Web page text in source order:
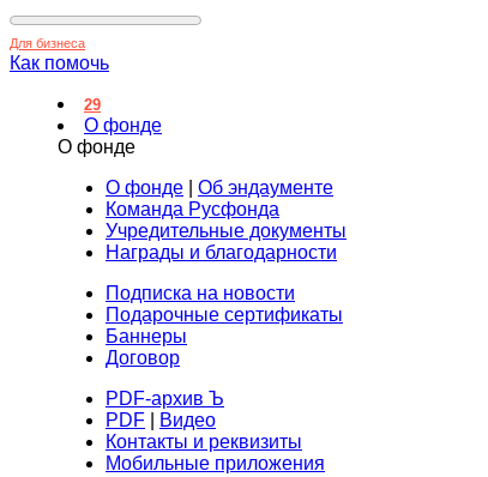
Для бизнеса
Как помочь
29
О фонде
О фонде
О фонде
Об эндаументе
Команда Русфонда
Учредительные документы
Награды и благодарности
Подписка на новости
Подарочные сертификаты
Баннеры
Договор
PDF-архив Ъ
PDF
Видео
Контакты и реквизиты
Мобильные приложения